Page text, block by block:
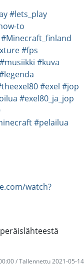
#lets_play
to
#Minecraft_finland
#fps
#musiikki #kuva
#exel #jop
#exel80_ja_jop
#pelailua
watch?
/ Tallennettu 2021-05-14